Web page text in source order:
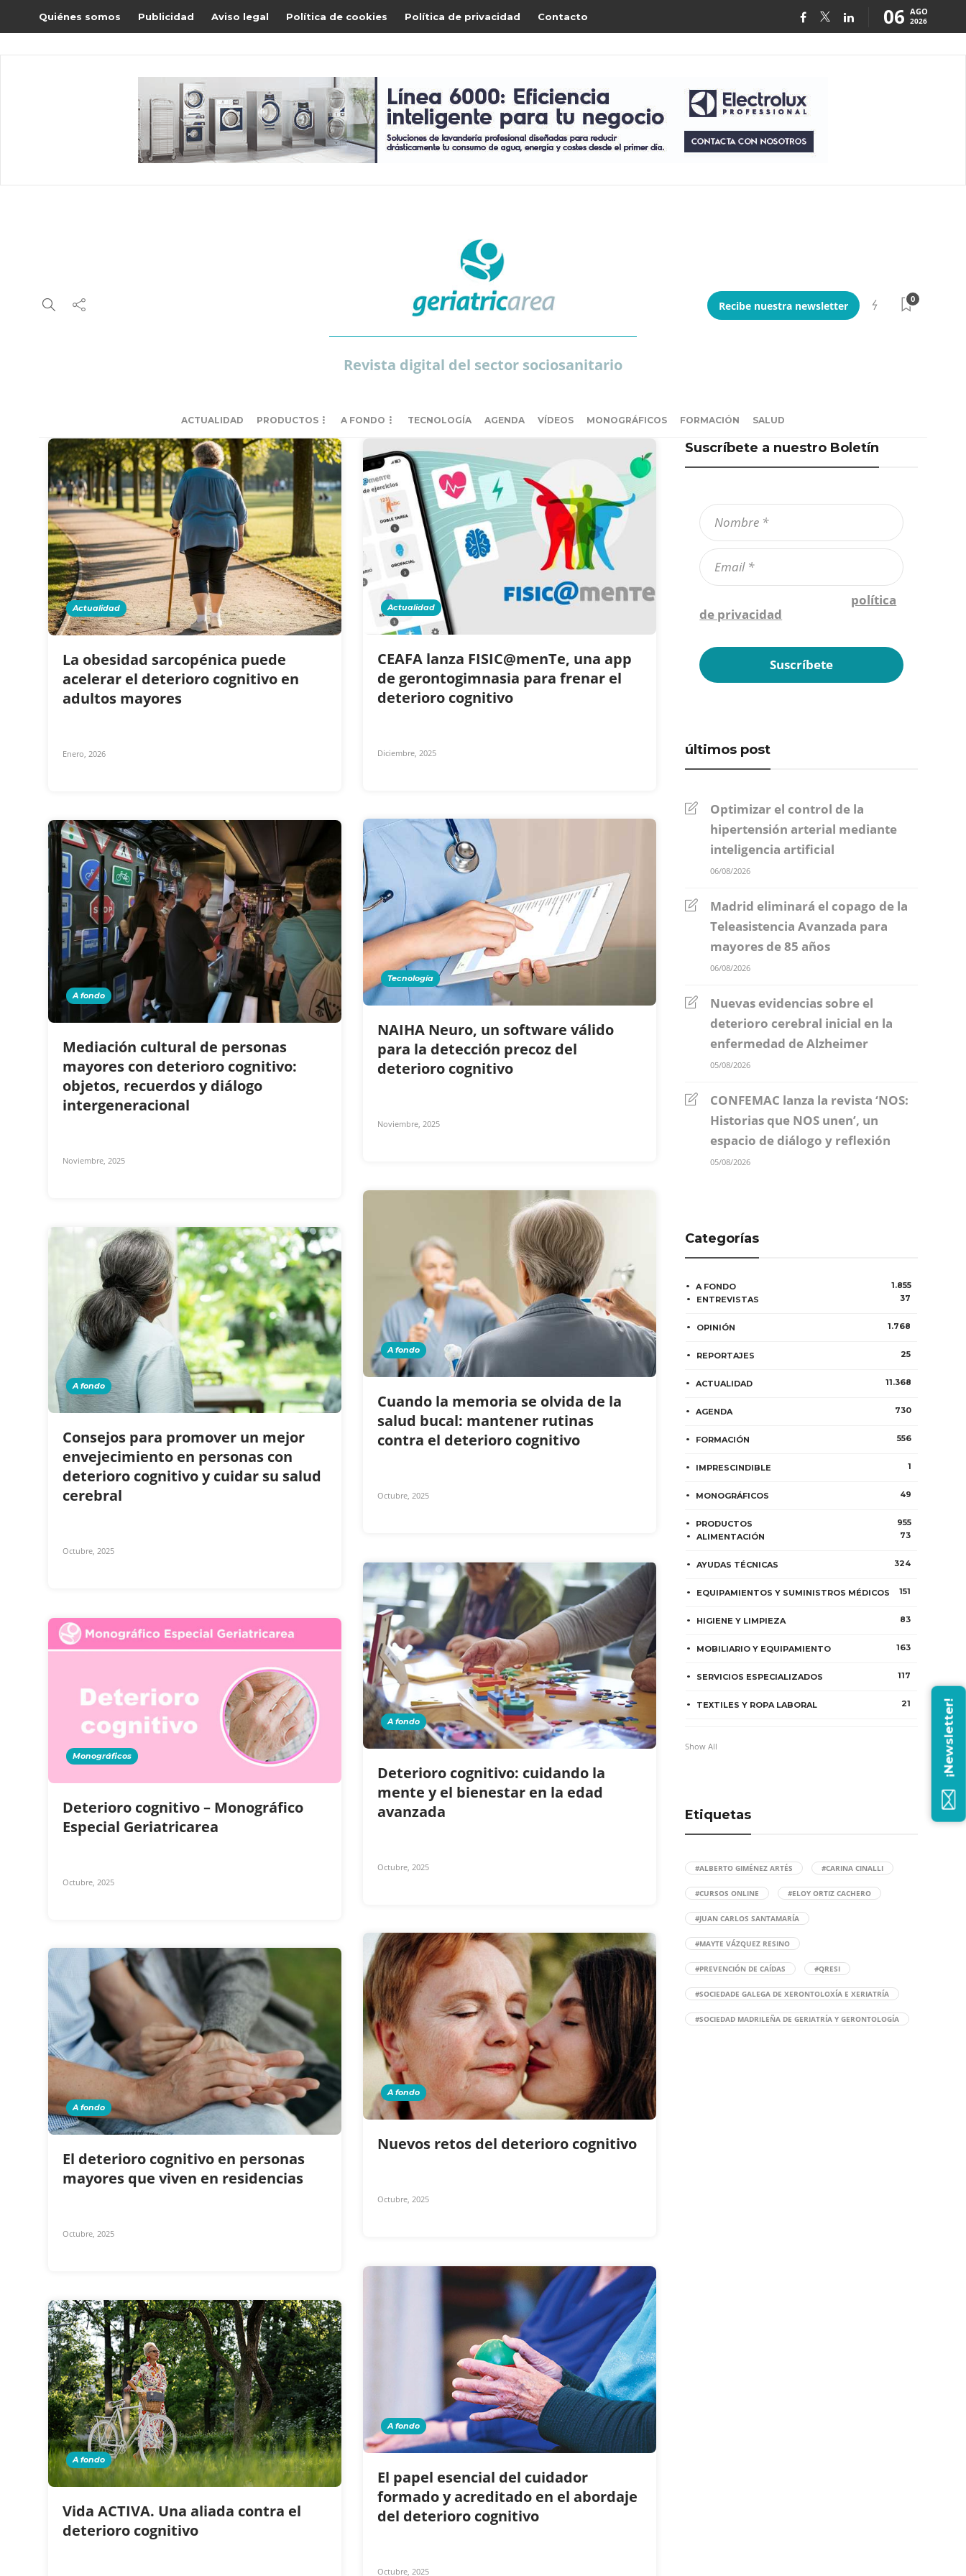
Quiénes somos Publicidad Aviso legal Política de cookies Política de privacidad Contacto 06 AGO
2026
Revista digital del sector sociosanitario
Recibe nuestra newsletter
0
ACTUALIDAD PRODUCTOS A FONDO TECNOLOGÍA AGENDA VÍDEOS MONOGRÁFICOS FORMACIÓN SALUD
Actualidad
La obesidad sarcopénica puede
acelerar el deterioro cognitivo en
adultos mayores
Enero, 2026
Actualidad
CEAFA lanza FISIC@menTe, una app
de gerontogimnasia para frenar el
deterioro cognitivo
Diciembre, 2025
Tecnología
NAIHA Neuro, un software válido
para la detección precoz del
deterioro cognitivo
Noviembre, 2025
A fondo
Mediación cultural de personas
mayores con deterioro cognitivo:
objetos, recuerdos y diálogo
intergeneracional
Noviembre, 2025
A fondo
Cuando la memoria se olvida de la
salud bucal: mantener rutinas
contra el deterioro cognitivo
Octubre, 2025
A fondo
Consejos para promover un mejor
envejecimiento en personas con
deterioro cognitivo y cuidar su salud
cerebral
Octubre, 2025
A fondo
Deterioro cognitivo: cuidando la
mente y el bienestar en la edad
avanzada
Octubre, 2025
Monográficos
Deterioro cognitivo – Monográfico
Especial Geriatricarea
Octubre, 2025
A fondo
Nuevos retos del deterioro cognitivo
Octubre, 2025
A fondo
El deterioro cognitivo en personas
mayores que viven en residencias
Octubre, 2025
A fondo
El papel esencial del cuidador
formado y acreditado en el abordaje
del deterioro cognitivo
Octubre, 2025
A fondo
Vida ACTIVA. Una aliada contra el
deterioro cognitivo
Suscríbete a nuestro Boletín
política
de privacidad
últimos post
Optimizar el control de la
hipertensión arterial mediante
inteligencia artificial
06/08/2026
Madrid eliminará el copago de la
Teleasistencia Avanzada para
mayores de 85 años
06/08/2026
Nuevas evidencias sobre el
deterioro cerebral inicial en la
enfermedad de Alzheimer
05/08/2026
CONFEMAC lanza la revista ‘NOS:
Historias que NOS unen’, un
espacio de diálogo y reflexión
05/08/2026
Categorías
A FONDO
1.855
ENTREVISTAS
37
OPINIÓN 1.768
REPORTAJES 25
ACTUALIDAD 11.368
AGENDA 730
FORMACIÓN 556
IMPRESCINDIBLE 1
MONOGRÁFICOS 49
PRODUCTOS
955
ALIMENTACIÓN
73
AYUDAS TÉCNICAS 324
EQUIPAMIENTOS Y SUMINISTROS MÉDICOS 151
HIGIENE Y LIMPIEZA 83
MOBILIARIO Y EQUIPAMIENTO 163
SERVICIOS ESPECIALIZADOS 117
TEXTILES Y ROPA LABORAL 21
Show All
Etiquetas
#ALBERTO GIMÉNEZ ARTÉS #CARINA CINALLI
#CURSOS ONLINE #ELOY ORTIZ CACHERO
#JUAN CARLOS SANTAMARÍA
#MAYTE VÁZQUEZ RESINO
#PREVENCIÓN DE CAÍDAS #QRESI
#SOCIEDADE GALEGA DE XERONTOLOXÍA E XERIATRÍA
#SOCIEDAD MADRILEÑA DE GERIATRÍA Y GERONTOLOGÍA
¡Newsletter!